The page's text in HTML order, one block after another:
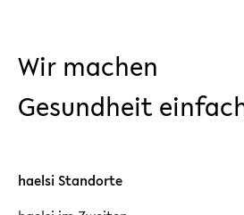
Wir machen
Gesundheit
haelsi Standorte